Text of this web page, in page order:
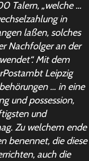
Talern, „welche …
in
laßen, solches
Nachfolger an der
Mit dem
Leipzig
… in eine
und possession,
und
Zu welchem ende
benennet, die diese
auch die